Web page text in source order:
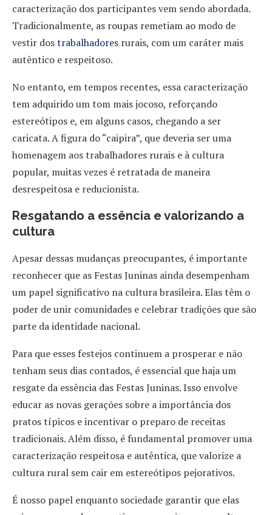
caracterização dos participantes vem sendo abordada.
Tradicionalmente, as roupas remetiam ao modo de
vestir dostrabalhadores rurais, com um caráter mais
autêntico e respeitoso.
No entanto, em tempos recentes, essa caracterização
tem adquirido um tom mais jocoso, reforçando
estereótipos e, em alguns casos, chegando a ser
caricata. A figura do “caipira”, que deveria ser uma
homenagem aos trabalhadores rurais e à cultura
popular, muitas vezes é retratada de maneira
desrespeitosa e reducionista.
Resgatando a essência e valorizando a
cultura
Apesar dessas mudanças preocupantes, é importante
reconhecer que as Festas Juninas ainda desempenham
um papel significativo na cultura brasileira. Elas têm o
poder de unir comunidades e celebrar tradições que são
parte da identidade nacional.
Para que esses festejos continuem a prosperar e não
tenham seus dias contados, é essencial que haja um
resgate da essência das Festas Juninas. Isso envolve
educar as novas gerações sobre a importância dos
pratos típicos e incentivar o preparo de receitas
tradicionais. Além disso, é fundamental promover uma
caracterização respeitosa e autêntica, que valorize a
cultura rural sem cair em estereótipos pejorativos.
É nosso papel enquanto sociedade garantir que elas